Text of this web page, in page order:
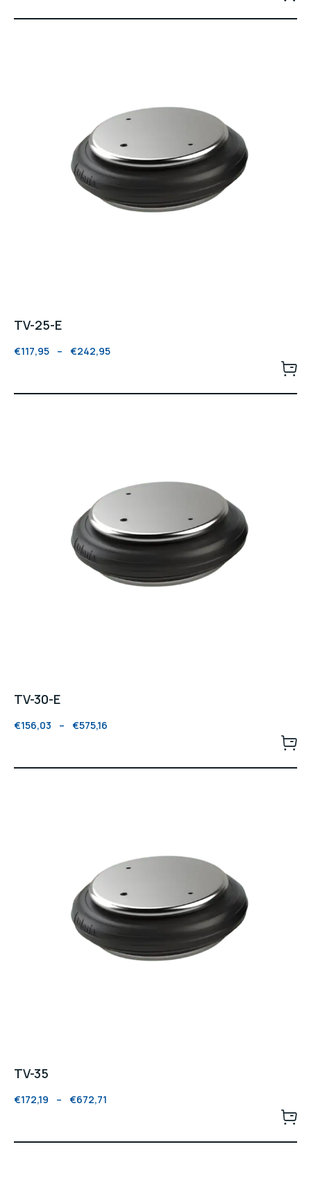
TV-25-E
€117,95 – €242,95
TV-30-E
€156,03 – €575,16
TV-35
€172,19 – €672,71